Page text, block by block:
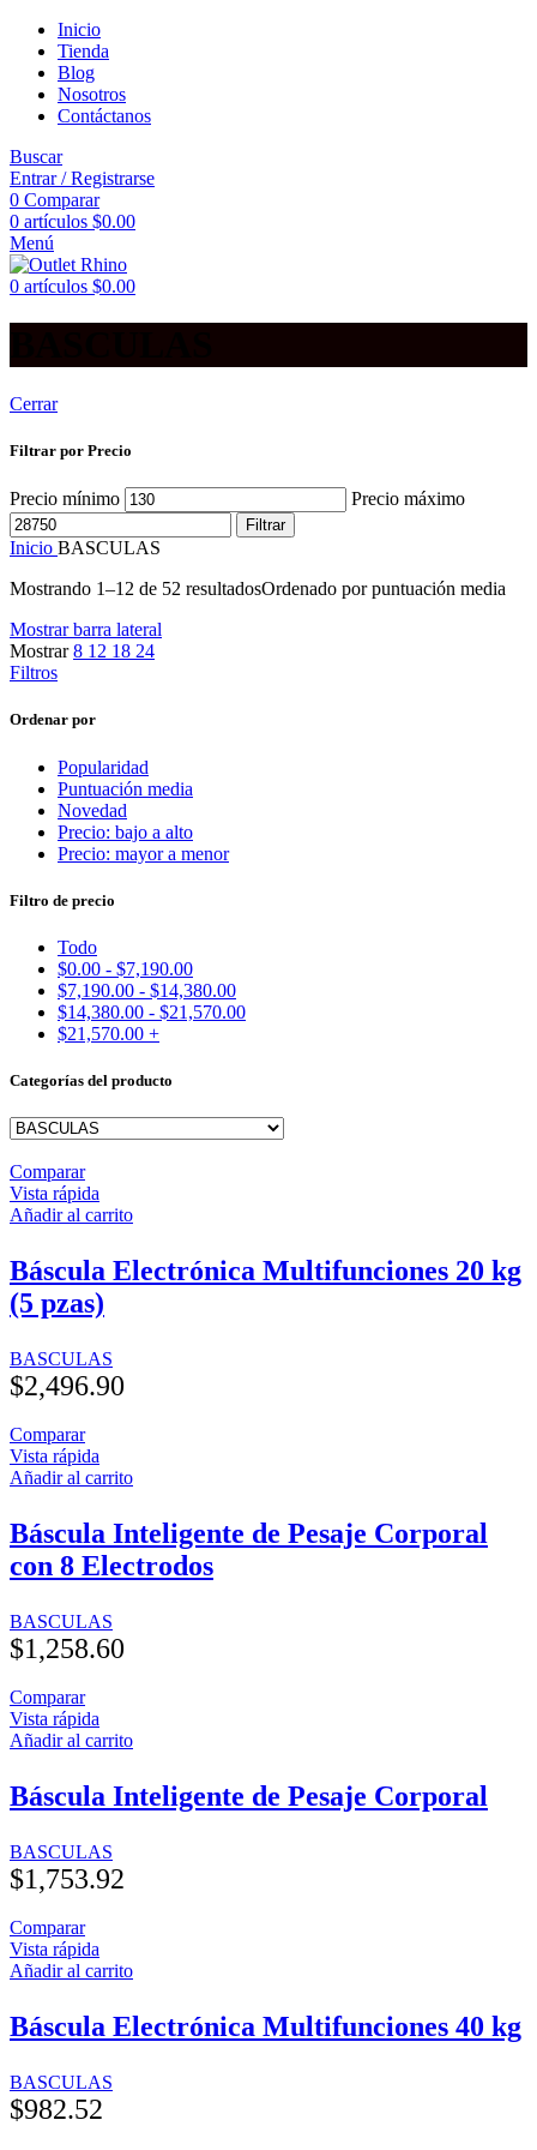
Inicio
Tienda
Blog
Nosotros
Contáctanos
Buscar
Entrar / Registrarse
0 Comparar
0 artículos $0.00
Menú
0 artículos $0.00
Cerrar
Filtrar por Precio
Precio mínimo Precio máximo
Filtrar
Inicio BASCULAS
Mostrando 1–12 de 52 resultadosOrdenado por puntuación media
Mostrar barra lateral
Mostrar8 12 18 24
Filtros
Ordenar por
Popularidad
Puntuación media
Novedad
Precio: bajo a alto
Precio: mayor a menor
Filtro de precio
Todo
$0.00 - $7,190.00
$7,190.00 - $14,380.00
$14,380.00 - $21,570.00
$21,570.00 +
Categorías del producto
Comparar
Vista rápida
Añadir al carrito
Báscula Electrónica Multifunciones 20 kg
(5 pzas)
BASCULAS
$2,496.90
Comparar
Vista rápida
Añadir al carrito
Báscula Inteligente de Pesaje Corporal
con 8 Electrodos
BASCULAS
$1,258.60
Comparar
Vista rápida
Añadir al carrito
Báscula Inteligente de Pesaje Corporal
BASCULAS
$1,753.92
Comparar
Vista rápida
Añadir al carrito
Báscula Electrónica Multifunciones 40 kg
BASCULAS
$982.52